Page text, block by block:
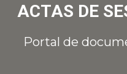
ACTAS DE
Portal de